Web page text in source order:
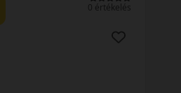
0 értékelés